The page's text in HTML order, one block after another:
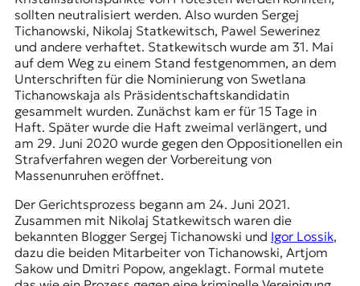
sollten neutralisiert werden. Also wurden Sergej
Tichanowski, Nikolaj Statkewitsch, Pawel Sewerinez
und andere verhaftet. Statkewitsch wurde am 31. Mai
auf dem Weg zu einem Stand festgenommen, an dem
Unterschriften für die Nominierung von Swetlana
Tichanowskaja als Präsidentschaftskandidatin
gesammelt wurden. Zunächst kam er für 15 Tage in
Haft. Später wurde die Haft zweimal verlängert, und
am 29. Juni 2020 wurde gegen den Oppositionellen ein
Strafverfahren wegen der Vorbereitung von
Massenunruhen eröffnet.
Der Gerichtsprozess begann am 24. Juni 2021.
Zusammen mit Nikolaj Statkewitsch waren die
bekannten Blogger Sergej Tichanowski und Igor Lossik,
dazu die beiden Mitarbeiter von Tichanowski, Artjom
Sakow und Dmitri Popow, angeklagt. Formal mutete